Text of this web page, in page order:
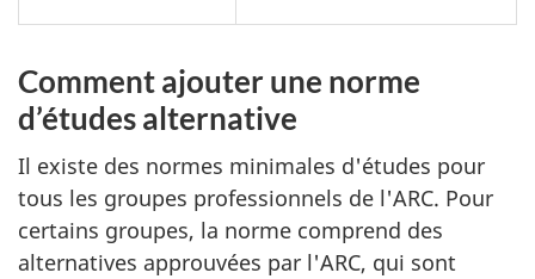
Comment ajouter une norme
d’études alternative
Il existe des normes minimales d'études pour
tous les groupes professionnels de l'ARC. Pour
certains groupes, la norme comprend des
alternatives approuvées par l'ARC, qui sont